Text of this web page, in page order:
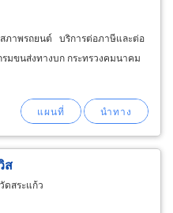
ภาพรถยนต์ บริการต่อภาษีและต่อ
มขนส่งทางบก กระทรวงคมนาคม
ส
ดสระแก้ว